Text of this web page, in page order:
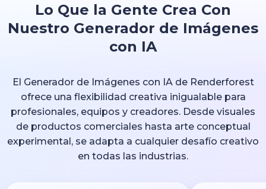
Lo Que la Gente Crea Con
Nuestro Generador de Imágenes
con IA
El Generador de Imágenes con IA de Renderforest
ofrece una flexibilidad creativa inigualable para
profesionales, equipos y creadores. Desde visuales
de productos comerciales hasta arte conceptual
experimental, se adapta a cualquier desafío creativo
en todas las industrias.